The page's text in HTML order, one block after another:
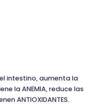
intestino, aumenta la
la ANEMIA, reduce las
ANTIOXIDANTES.